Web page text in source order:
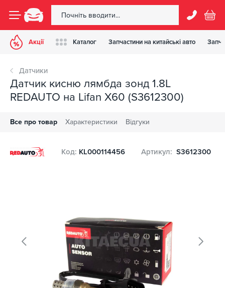
Акції Каталог Запчастини на китайські авто
Датчики
Датчик кисню лямбда зонд 1.8L
REDAUTO на Lifan X60 (S3612300)
Все про товар Характеристики Відгуки
Код: KL000114456 Артикул: S3612300